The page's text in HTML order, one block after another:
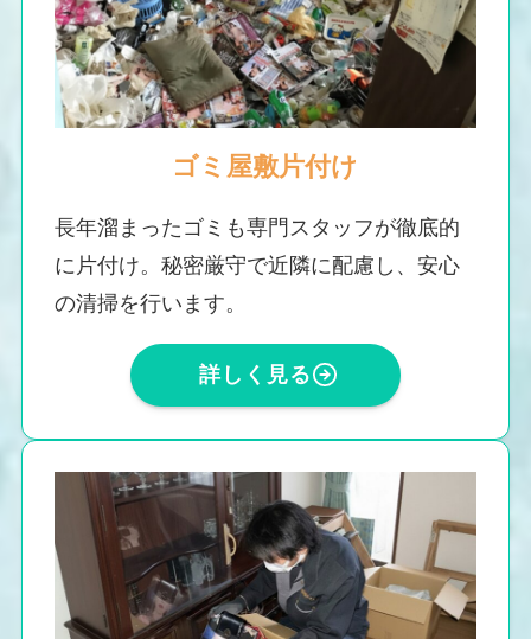
ゴミ屋敷片付け
長年溜まったゴミも専門スタッフが徹底的
に片付け。秘密厳守で近隣に配慮し、安心
の清掃を行います。
詳しく見る